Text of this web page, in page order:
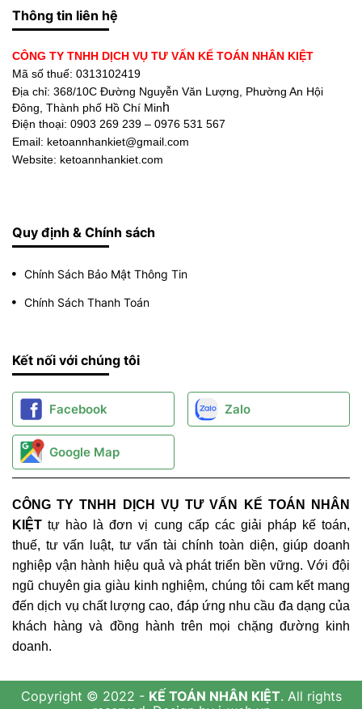
Thông tin liên hệ
CÔNG TY TNHH DỊCH VỤ TƯ VẤN KẾ TOÁN NHÂN KIỆT
Mã số thuế: 0313102419
Địa chỉ: 368/10C Đường Nguyễn Văn Lượng, Phường An Hội
Đông, Thành phố Hồ Chí Minh
Điện thoại: 0903 269 239 – 0976 531 567
Email: ketoannhankiet@gmail.com
Website: ketoannhankiet.com
Quy định & Chính sách
Chính Sách Bảo Mật Thông Tin
Chính Sách Thanh Toán
Kết nối với chúng tôi
Facebook Zalo
Google Map
CÔNG TY TNHH DỊCH VỤ TƯ VẤN KẾ TOÁN NHÂN
KIỆT tự hào là đơn vị cung cấp các giải pháp kế toán,
thuế, tư vấn luật, tư vấn tài chính toàn diện, giúp doanh
nghiệp vận hành hiệu quả và phát triển bền vững. Với đội
ngũ chuyên gia giàu kinh nghiệm, chúng tôi cam kết mang
đến dịch vụ chất lượng cao, đáp ứng nhu cầu đa dạng của
khách hàng và đồng hành trên mọi chặng đường kinh
doanh.
Copyright © 2022 - KẾ TOÁN NHÂN KIỆT. All rights